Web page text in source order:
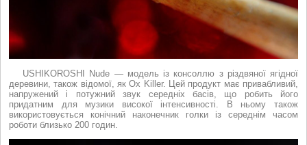
USHIKOROSHI Nude — модель із консоллю з різдвяної ягідної
деревини, також відомої, як Ox Killer. Цей продукт має привабливий,
напружений і потужний звук середніх басів, що робить його
придатним для музики високої інтенсивності. В ньому також
використовується конічний наконечник голки із середнім часом
роботи близько 200 годин.